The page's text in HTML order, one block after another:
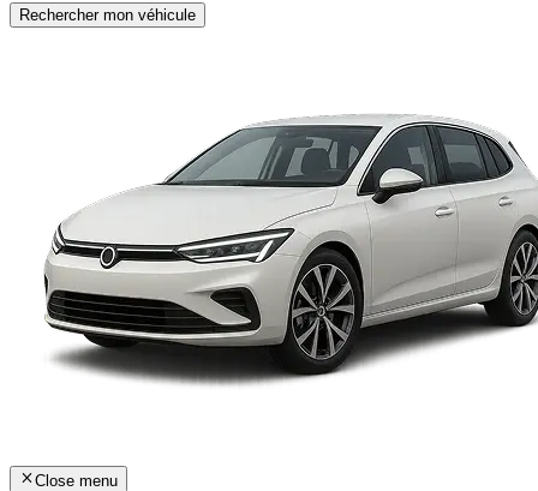
Rechercher mon véhicule
Close menu